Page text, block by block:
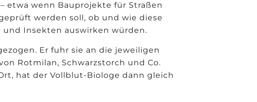
etwa wenn Bauprojekte für Straßen
werden soll, ob und wie diese
Insekten auswirken würden.
Er fuhr sie an die jeweiligen
Rotmilan, Schwarzstorch und Co.
hat der Vollblut-Biologe dann gleich